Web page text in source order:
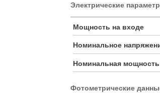
Электрические
Мощность на входе
Номинальное
Номинальная мощность
Фотометрические